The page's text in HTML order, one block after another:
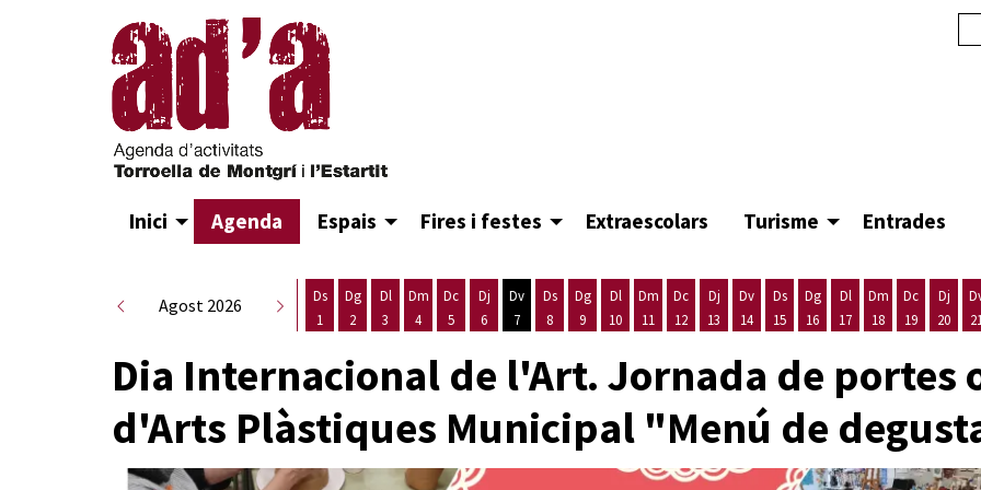
Inici Agenda Espais Fires i festes Extraescolars Turisme Entrades
Agost 2026
Ds
1
Dg
2
Dl
3
Dm
4
Dc
5
Dj
6
Dv
7
Ds
8
Dg
9
Dl
10
Dm
11
Dc
12
Dj
13
Dv
14
Ds
15
Dg
16
Dl
17
Dm
18
Dc
19
Dj
20
Dia Internacional de l'Art. Jornada de portes
d'Arts Plàstiques Municipal "Menú de